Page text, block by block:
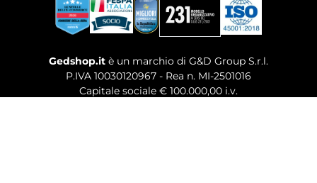
Gedshop.it è un marchio di G&D Group S.r.l.
P.IVA 10030120967 - Rea n. MI-2501016
Capitale sociale € 100.000,00 i.v.